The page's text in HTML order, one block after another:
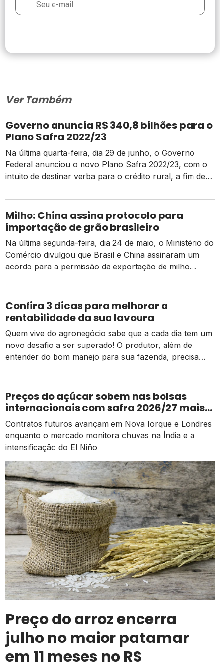
Ver Também
Governo anuncia R$ 340,8 bilhões para o
Plano Safra 2022/23
Na última quarta-feira, dia 29 de junho, o Governo
Federal anunciou o novo Plano Safra 2022/23, com o
intuito de destinar verba para o crédito rural, a fim de
valor anunciado pelo Governo foi de R$ 340,8 bilhões
até o mês de junho de 2023, que corresponde a […]
Milho: China assina protocolo para
importação de grão brasileiro
Na última segunda-feira, dia 24 de maio, o Ministério do
Comércio divulgou que Brasil e China assinaram um
acordo para a permissão da exportação de milho
as relações comerciais entre ambos no agronegócio. A
medida ocorre após a China realizar uma compra
recorde de milho em 2021. […]
Confira 3 dicas para melhorar a
rentabilidade da sua lavoura
Quem vive do agronegócio sabe que a cada dia tem um
novo desafio a ser superado! O produtor, além de
entender do bom manejo para sua fazenda, precisa
também a gestão administrativa, de forma que possa
aproveitar as melhores oportunidades do mercado,
proteger-se em momentos mais […]
Preços do açúcar sobem nas bolsas
internacionais com safra 2026/27 mais
apertada
Contratos futuros avançam em Nova Iorque e Londres
enquanto o mercado monitora chuvas na Índia e a
intensificação do El Niño
Preço do arroz encerra
julho no maior patamar
em 11 meses no RS